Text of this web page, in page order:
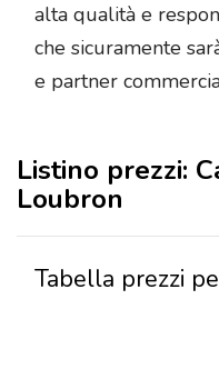
alta qualità e
che sicuramente
e partner
Listino prezzi:
Loubron
Tabella prezzi